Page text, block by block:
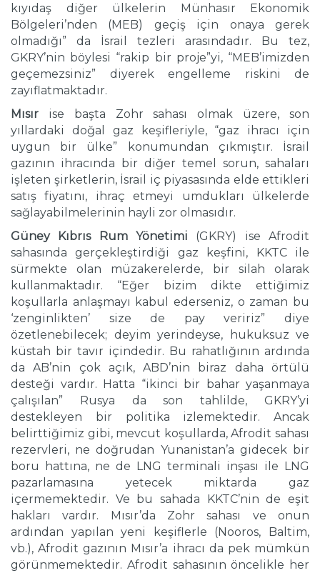
kıyıdaş diğer ülkelerin Münhasır Ekonomik
Bölgeleri’nden (MEB) geçiş için onaya gerek
olmadığı” da İsrail tezleri arasındadır. Bu tez,
GKRY’nin böylesi “rakip bir proje”yi, “MEB’imizden
geçemezsiniz” diyerek engelleme riskini de
zayıflatmaktadır.
Mısır ise başta Zohr sahası olmak üzere, son
yıllardaki doğal gaz keşifleriyle, “gaz ihracı için
uygun bir ülke” konumundan çıkmıştır. İsrail
gazının ihracında bir diğer temel sorun, sahaları
işleten şirketlerin, İsrail iç piyasasında elde ettikleri
satış fiyatını, ihraç etmeyi umdukları ülkelerde
sağlayabilmelerinin hayli zor olmasıdır.
Güney Kıbrıs Rum Yönetimi (GKRY) ise Afrodit
sahasında gerçekleştirdiği gaz keşfini, KKTC ile
sürmekte olan müzakerelerde, bir silah olarak
kullanmaktadır. “Eğer bizim dikte ettiğimiz
koşullarla anlaşmayı kabul ederseniz, o zaman bu
‘zenginlikten’ size de pay veririz” diye
özetlenebilecek; deyim yerindeyse, hukuksuz ve
küstah bir tavır içindedir. Bu rahatlığının ardında
da AB’nin çok açık, ABD’nin biraz daha örtülü
desteği vardır. Hatta “ikinci bir bahar yaşanmaya
çalışılan” Rusya da son tahlilde, GKRY’yi
destekleyen bir politika izlemektedir. Ancak
belirttiğimiz gibi, mevcut koşullarda, Afrodit sahası
rezervleri, ne doğrudan Yunanistan’a gidecek bir
boru hattına, ne de LNG terminali inşası ile LNG
pazarlamasına yetecek miktarda gaz
içermemektedir. Ve bu sahada KKTC’nin de eşit
hakları vardır. Mısır’da Zohr sahası ve onun
ardından yapılan yeni keşiflerle (Nooros, Baltim,
vb.), Afrodit gazının Mısır’a ihracı da pek mümkün
görünmemektedir. Afrodit sahasının öncelikle her